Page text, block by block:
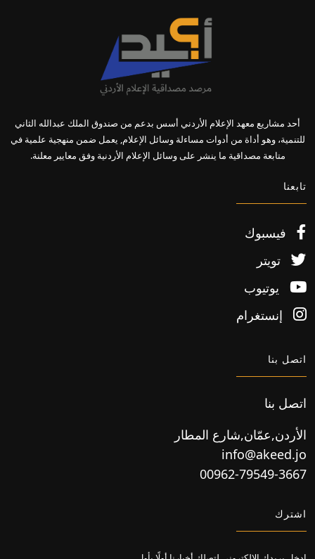
أحد مشاريع معهد الإعلام الأردني أسس بدعم من صندوق الملك عبدالله الثاني
للتنمية، وهو أداة من أدوات مساءلة وسائل الإعلام, يعمل ضمن منهجية علمية في
متابعة مصداقية ما ينشر على وسائل الإعلام الأردنية وفق معايير معلنة.
تابعنا
فيسبوك
تويتر
يوتيوب
إنستغرام
اتصل بنا
اتصل بنا
الأردن,عمّان,شارع المطار
info@akeed.jo
00962-79549-3667
اشترك